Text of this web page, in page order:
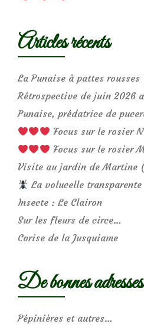
Articles récents
La Punaise à pattes
Rétrospective de juin 2026
Punaise, prédatrice de
Focus sur le rosier
Focus sur le rosier
Visite au jardin de Martine
La volucelle transparente
Insecte : Le Clairon
Sur les fleurs de circe…
Corise de la Jusquiame
De bonnes
Pépinières et autres…